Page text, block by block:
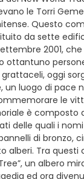
le Torri
Questo
da sette
2001,
ottantuno
oggi
un luogo di pace
le
è composto
delle quali i
di bronzo,
alberi. Tra questi
un albero
ed ora